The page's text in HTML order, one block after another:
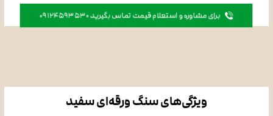
برای مشاوره و استعلام قیمت تماس بگیرید 09124593530
ویژگی‌های سنگ ورقه‌ای سفید